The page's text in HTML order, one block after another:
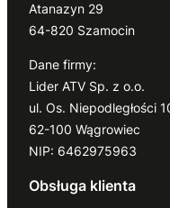
Atanazyn 29
64-820 Szamocin
Dane firmy:
Lider ATV Sp. z o.o.
ul. Os. Niepodległości
62-100 Wągrowiec
NIP: 6462975963
Obsługa klienta